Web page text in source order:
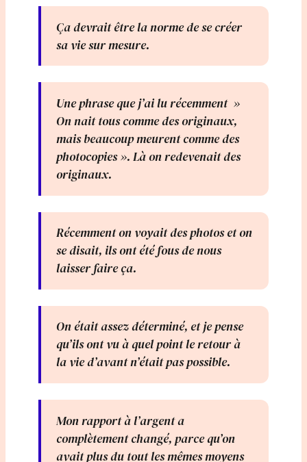
Ça devrait être la norme de se créer
sa vie sur mesure.
Une phrase que j’ai lu récemment »
On nait tous comme des originaux,
mais beaucoup meurent comme des
photocopies ». Là on redevenait des
originaux.
Récemment on voyait des photos et on
se disait, ils ont été fous de nous
laisser faire ça.
On était assez déterminé, et je pense
qu’ils ont vu à quel point le retour à
la vie d’avant n’était pas possible.
Mon rapport à l’argent a
complètement changé, parce qu’on
avait plus du tout les mêmes moyens